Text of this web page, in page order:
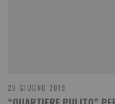
20 GIUGNO 2019